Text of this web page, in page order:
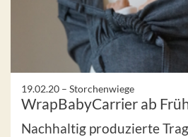
19.02.20 – Storchenwiege
WrapBabyCarrier ab
Nachhaltig produzierte